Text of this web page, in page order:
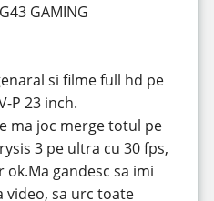
GAMING
si filme full hd pe
P 23 inch.
ma joc merge totul pe
3 pe ultra cu 30 fps,
gandesc sa imi
video, sa urc toate